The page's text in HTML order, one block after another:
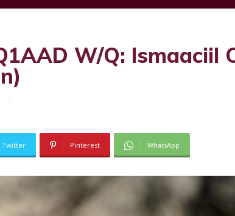
W/Q: Ismaaciil
Twitter Pinterest WhatsApp